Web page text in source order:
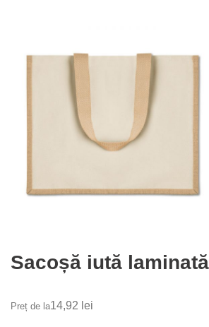
Sacoșă iută
Preț de la14,92 lei